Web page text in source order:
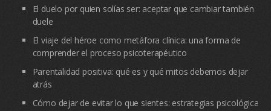
El duelo por quien solías ser: aceptar que cambiar también
duele
El viaje del héroe como metáfora clínica: una forma de
comprender el proceso psicoterapéutico
Parentalidad positiva: qué es y qué mitos debemos dejar
atrás
Cómo dejar de evitar lo que sientes: estrategias psicológicas